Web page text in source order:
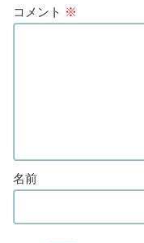
コメント ※
名前